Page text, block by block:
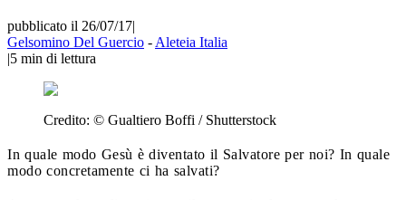
pubblicato il 26/07/17|
Gelsomino Del Guercio - Aleteia Italia
|5 min di lettura
Credito: © Gualtiero Boffi / Shutterstock
In quale modo Gesù è diventato il Salvatore per noi? In quale
modo concretamente ci ha salvati?